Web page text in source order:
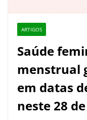
ARTIGOS
Saúde
menstrual
em datas
neste 28